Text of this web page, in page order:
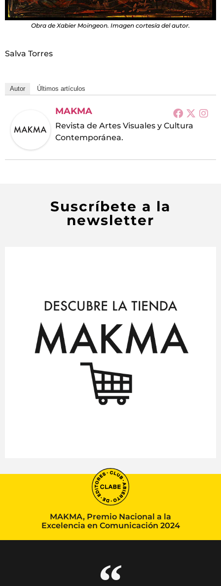
Obra de Xabier Moingeon. Imagen cortesía del autor.
Salva Torres
Autor Últimos artículos
MAKMA
Revista de Artes Visuales y Cultura
Contemporánea.
Suscríbete a la
newsletter
MAKMA, Premio Nacional a la
Excelencia en Comunicación 2024